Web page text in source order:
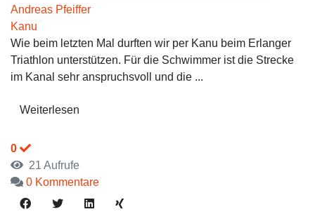
Andreas Pfeiffer
Kanu
Wie beim letzten Mal durften wir per Kanu beim Erlanger
Triathlon unterstützen. Für die Schwimmer ist die Strecke
im Kanal sehr anspruchsvoll und die ...
Weiterlesen
0
21 Aufrufe
0 Kommentare